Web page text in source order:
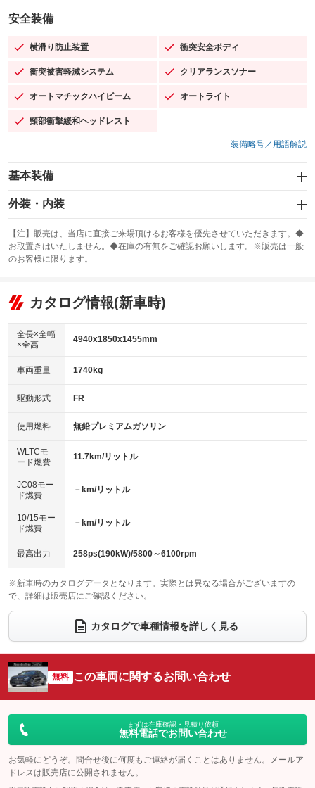
安全装備
横滑り防止装置
：装備あり 衝突安全ボディ
：装備あり
衝突被害軽減システム
：装備あり クリアランスソナー
：装備あり
オートマチックハイビーム
：装備あり オートライト
：装備あり
頸部衝撃緩和ヘッドレスト
：装備あり
装備略号／用語解説
基本装備
エアバッグ：運転席/助手席/サイド
：装備あり
：装備なし
サンルーフ
：装備あり ABS
リフトアップ
：装備なし
：装備なし
パワーウィンドウ
アイドリングストップ
：装備あり
USB入力端子
：装備あり
100V電源
：装備なし
センターデフロック
：装備なし
電動格納ミラー
：装備あり
外装・内装
カーナビ：HDDナビ
：装備あり
TV：フルセグ
：装備あり
ビジュアル
：装備なし
：装備あり
革シート
キーレス
HID(キセノンライト)
：装備なし
バックカメラ
：装備あり
エアロ
：装備あり
：装備なし
パワーシート
ベンチシート
：装備なし
チップアップシート
：装備なし オットマン
：装備なし
：装備なし ：装備あり
ウォークスルー
：装備なし
電動リアゲート フロントカメラ
：装備あり
：装備なし ：装備あり
サイドカメラ
：装備あり ルーフレール
：装備なし
：装備あり
：装備なし
【注】販売は、当店に直接ご来場頂けるお客様を優先させていただきます。◆
お取置きはいたしません。◆在庫の有無をご確認お願いします。※販売は一般
のお客様に限ります。
カタログ情報(新車時)
全長×全幅
×全高
4940x1850x1455mm
車両重量 1740kg
駆動形式 FR
使用燃料 無鉛プレミアムガソリン
WLTCモ
ード燃費
11.7km/リットル
JC08モー
ド燃費
－km/リットル
10/15モー
ド燃費
－km/リットル
最高出力 258ps(190kW)/5800～6100rpm
※新車時のカタログデータとなります。実際とは異なる場合がございますの
で、詳細は販売店にご確認ください。
カタログで車種情報を詳しく見る
無料 この車両に関するお問い合わせ
まずは在庫確認・見積り依頼
無料電話でお問い合わせ
お気軽にどうぞ。問合せ後に何度もご連絡が届くことはありません。メールア
ドレスは販売店に公開されません。